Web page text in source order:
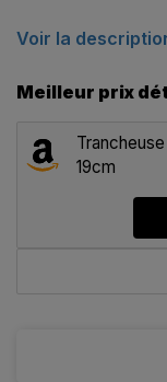
Voir la
Meilleur prix
19cm